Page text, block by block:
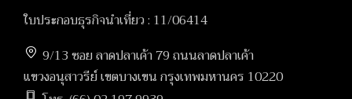
ใบประกอบธุรกิจนำเที่ยว : 11/06414
9/13 ซอย ลาดปลาเค้า 79 ถนนลาดปลาเค้า
แขวงอนุสาวรีย์ เขตบางเขน กรุงเทพมหานคร 10220